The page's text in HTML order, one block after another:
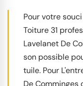
Pour votre
Toiture 31
Lavelanet De
son possible
tuile. Pour
De Comminges